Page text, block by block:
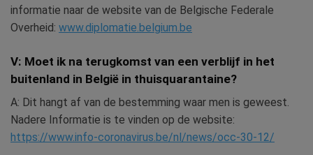
informatie naar de website van de Belgische Federale
Overheid: www.diplomatie.belgium.be
V: Moet ik na terugkomst van een verblijf in het
buitenland in België in thuisquarantaine?
A: Dit hangt af van de bestemming waar men is geweest.
Nadere Informatie is te vinden op de website:
https://www.info-coronavirus.be/nl/news/occ-30-12/